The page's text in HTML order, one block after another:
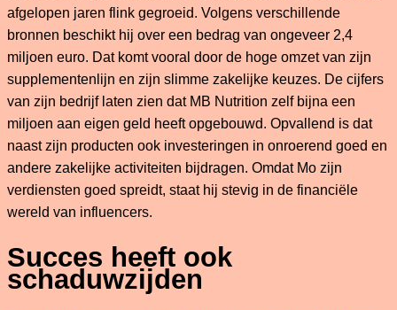
afgelopen jaren flink gegroeid. Volgens verschillende
bronnen beschikt hij over een bedrag van ongeveer 2,4
miljoen euro. Dat komt vooral door de hoge omzet van zijn
supplementenlijn en zijn slimme zakelijke keuzes. De cijfers
van zijn bedrijf laten zien dat MB Nutrition zelf bijna een
miljoen aan eigen geld heeft opgebouwd. Opvallend is dat
naast zijn producten ook investeringen in onroerend goed en
andere zakelijke activiteiten bijdragen. Omdat Mo zijn
verdiensten goed spreidt, staat hij stevig in de financiële
wereld van influencers.
Succes heeft ook
schaduwzijden